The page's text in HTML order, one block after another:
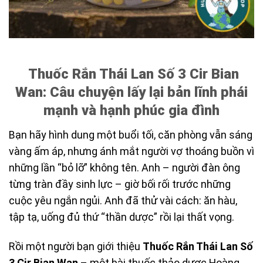
Thuốc Rắn Thái Lan Số 3 Cir Bian
Wan: Câu chuyện lấy lại bản lĩnh phái
mạnh và hạnh phúc gia đình
Bạn hãy hình dung một buổi tối, căn phòng vẫn sáng
vàng ấm áp, nhưng ánh mắt người vợ thoáng buồn vì
những lần “bỏ lỡ” không tên. Anh – người đàn ông
từng tràn đầy sinh lực – giờ bối rối trước những
cuộc yêu ngắn ngủi. Anh đã thử vài cách: ăn hàu,
tập tạ, uống đủ thứ “thần dược” rồi lại thất vọng.
Rồi một người bạn giới thiệu Thuốc Rắn Thái Lan Số